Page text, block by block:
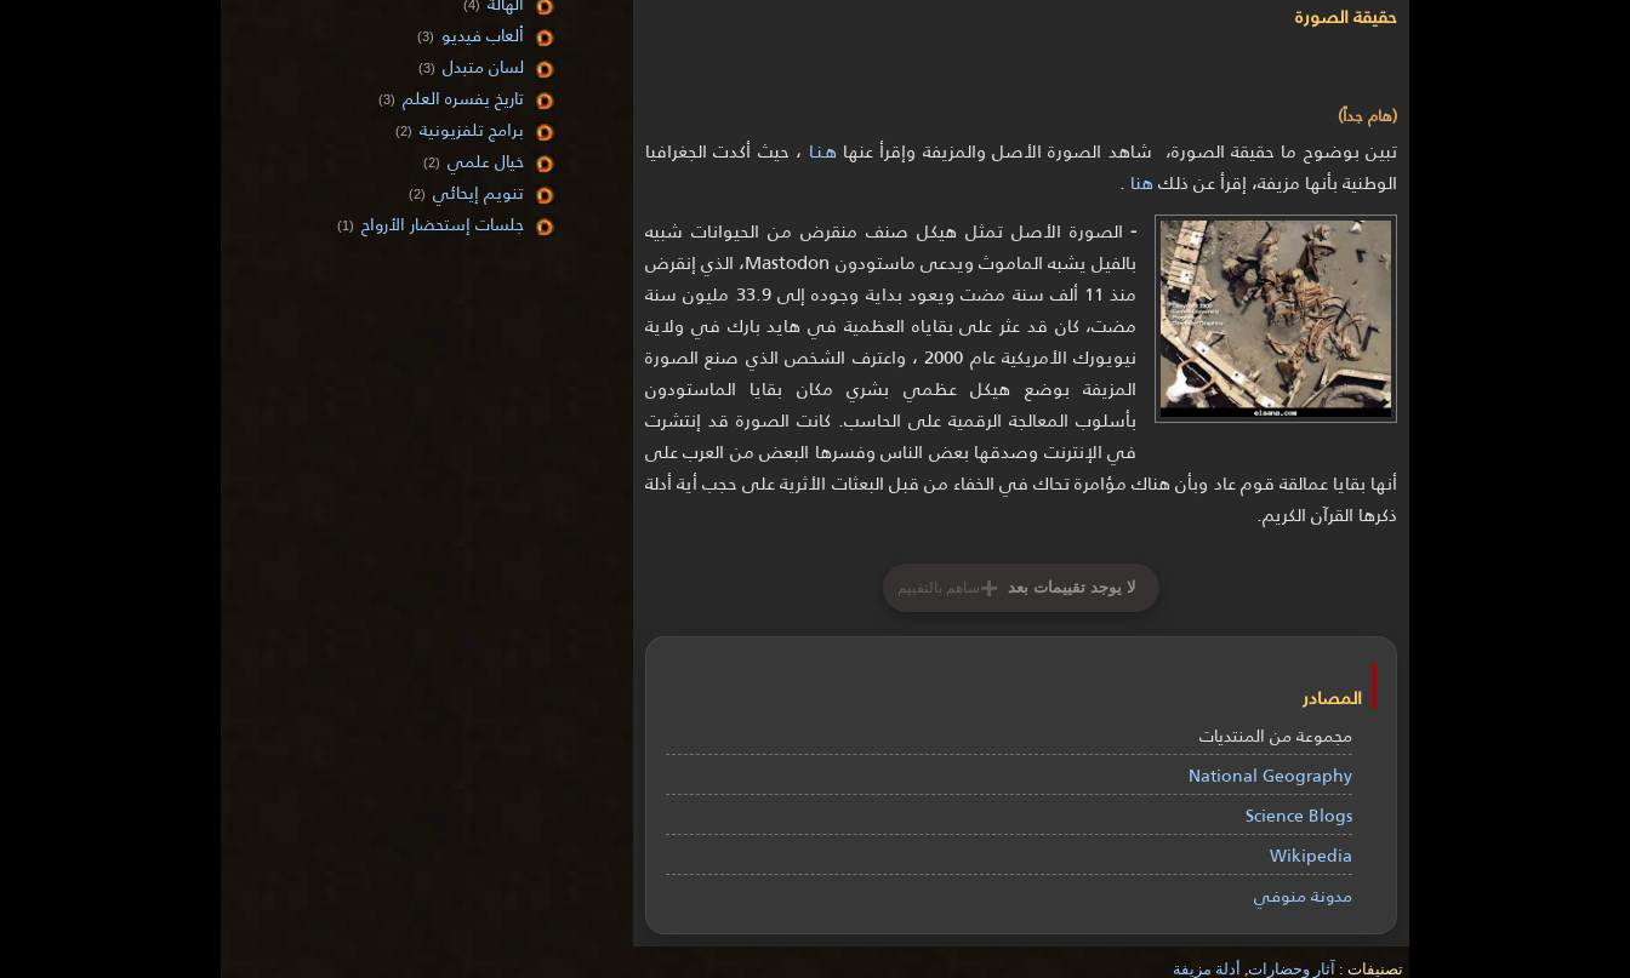
حقيقة الصورة
(هام جداً)
تبين بوضوح ما حقيقة الصورة، شاهد الصورة الأصل والمزيفة وإقرأ عنها هـنـا ، حيث أكدت الجغرافيا
الوطنية بأنها مزيفة، إقرأ عن ذلكهنا .
-الصورة الأصل تمثل هيكل صنف منقرض من الحيوانات شبيه
بالفيل يشبه الماموث ويدعى ماستودون Mastodon، الذي إنقرض
منذ 11 ألف سنة مضت ويعود بداية وجوده إلى 33.9 مليون سنة
مضت، كان قد عثر على بقاياه العظمية في هايد بارك في ولاية
نيويورك الأمريكية عام 2000 ، واعترف الشخص الذي صنع الصورة
المزيفة بوضع هيكل عظمي بشري مكان بقايا الماستودون
بأسلوب المعالجة الرقمية على الحاسب. كانت الصورة قد إنتشرت
في الإنترنت وصدقها بعض الناس وفسرها البعض من العرب على
أنها بقايا عمالقة قوم عاد وبأن هناك مؤامرة تحاك في الخفاء من قبل البعثات الأثرية على حجب أية أدلة
ذكرها القرآن الكريم.
لا يوجد تقييمات بعد +ساهم بالتقييم
المصادر
مجموعة من المنتديات
National Geography
Science Blogs
Wikipedia
مدونة منوفي
تصنيفات : آثار وحضارات, أدلة مزيفة
(4)
ألعاب فيديو (3)
لسان متبدل (3)
تاريخ يفسره العلم (3)
برامج تلفزيونية (2)
خيال علمي (2)
تنويم إيحائي (2)
جلسات إستحضار الأرواح (1)